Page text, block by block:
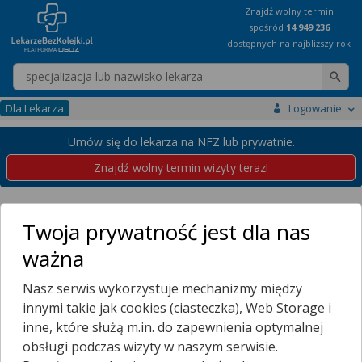
Znajdź wolny termin
spośród 14 949 236
dostępnych na najbliższy rok
Wpisz nazwę lekarza
Dla Lekarza Logowanie
Umów się do lekarza na NFZ lub prywatnie.
Znajdź wolny termin wizyty teraz!
Specjalności
Rehabilitanci medyczni
Rehabilitanci medyczni z całej Polski udostępniają w serwisie
LekarzeBezKolejki.pl swoje terminarze. Wybierz swoje miasto
i sprawdź najbliższy wolny termin do rehabilitanta medycznego.
Dzięki naszej wyszukiwarce szybko i wygodnie zarezerwujesz wizytę
na NFZ lub prywatnie. W bazie serwisu LekarzeBezKolejki.pl znajduje
się 151 rehabilitantów medycznych.
Twoja prywatność jest dla nas
ważna
Nasz serwis wykorzystuje mechanizmy między
innymi takie jak cookies (ciasteczka), Web Storage i
inne, które służą m.in. do zapewnienia optymalnej
obsługi podczas wizyty w naszym serwisie.